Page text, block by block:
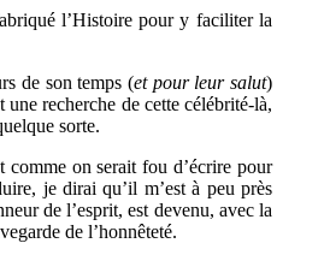
l’Histoire pour y faciliter la
de son temps (et pour leur salut)
recherche de cette célébrité-là,
sorte.
comme on serait fou d’écrire pour
je dirai qu’il m’est à peu près
de l’esprit, est devenu, avec la
de l’honnêteté.